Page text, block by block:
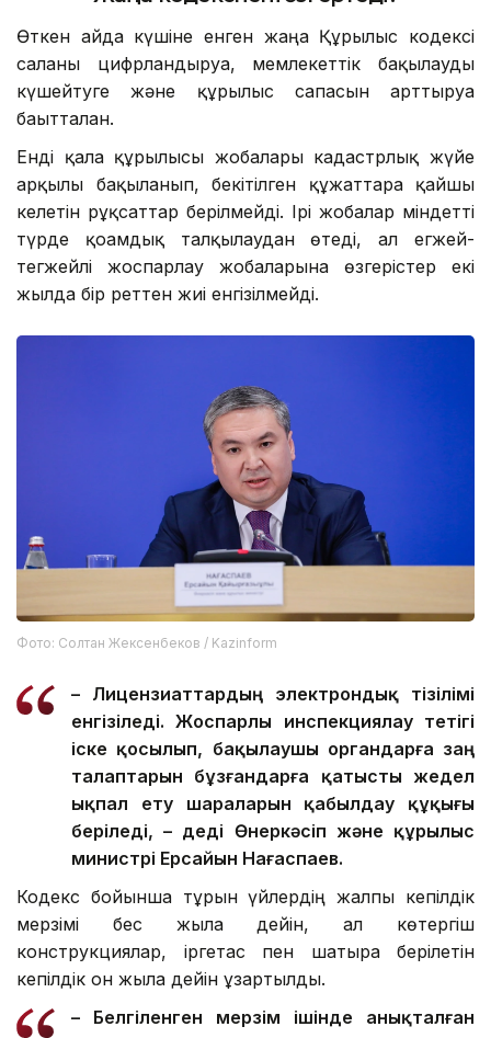
Өткен айда күшіне енген жаңа Құрылыс кодексі
саланы цифрландыруға, мемлекеттік бақылауды
күшейтуге және құрылыс сапасын арттыруға
бағытталған.
Енді қала құрылысы жобалары кадастрлық жүйе
арқылы бақыланып, бекітілген құжаттарға қайшы
келетін рұқсаттар берілмейді. Ірі жобалар міндетті
түрде қоғамдық талқылаудан өтеді, ал егжей-
тегжейлі жоспарлау жобаларына өзгерістер екі
жылда бір реттен жиі енгізілмейді.
Фото: Солтан Жексенбеков / Kazinform
– Лицензиаттардың электрондық тізілімі
енгізіледі. Жоспарлы инспекциялау тетігі
іске қосылып, бақылаушы органдарға заң
талаптарын бұзғандарға қатысты жедел
ықпал ету шараларын қабылдау құқығы
беріледі, – деді Өнеркәсіп және құрылыс
министрі Ерсайын Нағаспаев.
Кодекс бойынша тұрғын үйлердің жалпы кепілдік
мерзімі бес жылға дейін, ал көтергіш
конструкциялар, іргетас пен шатырға берілетін
кепілдік он жылға дейін ұзартылды.
– Белгіленген мерзім ішінде анықталған